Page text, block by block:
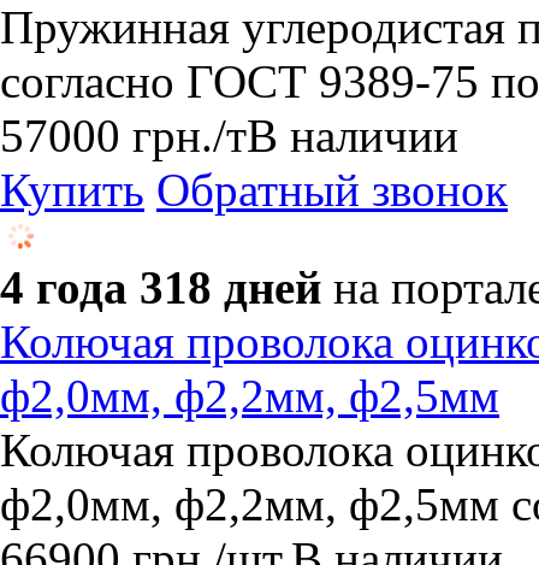
​Пружинная углеродистая
согласно ГОСТ 9389-75
57000 грн./тВ наличии
Купить Обратный звонок
4 года 318 дней на
Колючая проволока
ф2,0мм, ф2,2мм, ф2,5мм
Колючая проволока
ф2,0мм, ф2,2мм, ф2,5мм